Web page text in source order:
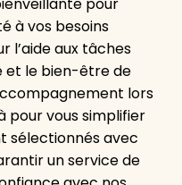
pour
à vos besoins
l’aide aux tâches
et le bien-être de
lors
pour vous simplifier
sélectionnés avec
un service de